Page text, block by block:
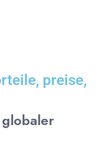
preise,
globaler